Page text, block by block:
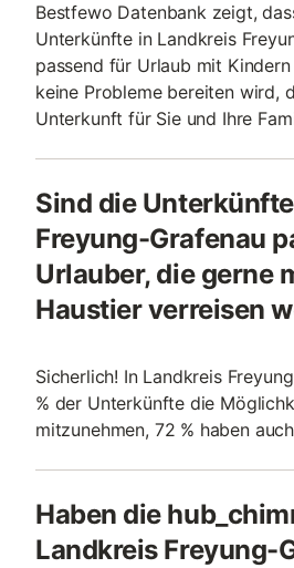
Bestfewo Datenbank zeigt,
Unterkünfte in Landkreis
passend für Urlaub mit
keine Probleme bereiten wird,
Unterkunft für Sie und Ihre
Sind die
Freyung-Grafenau
Urlauber, die gerne
Haustier verreisen
Sicherlich! In Landkreis
% der Unterkünfte die
mitzunehmen, 72 % haben
Haben die
Landkreis Freyung-